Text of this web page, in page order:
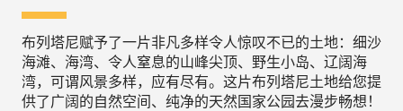
布列塔尼赋予了一片非凡多样令人惊叹不已的土地：细沙
海滩、海湾、令人窒息的山峰尖顶、野生小岛、辽阔海
湾，可谓风景多样，应有尽有。这片布列塔尼土地给您提
供了广阔的自然空间、纯净的天然国家公园去漫步畅想！